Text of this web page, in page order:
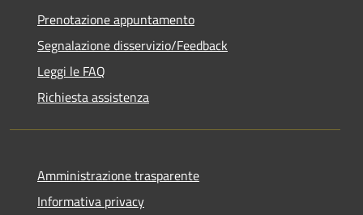
Prenotazione appuntamento
Segnalazione disservizio/Feedback
Leggi le FAQ
Richiesta assistenza
Amministrazione trasparente
Informativa privacy